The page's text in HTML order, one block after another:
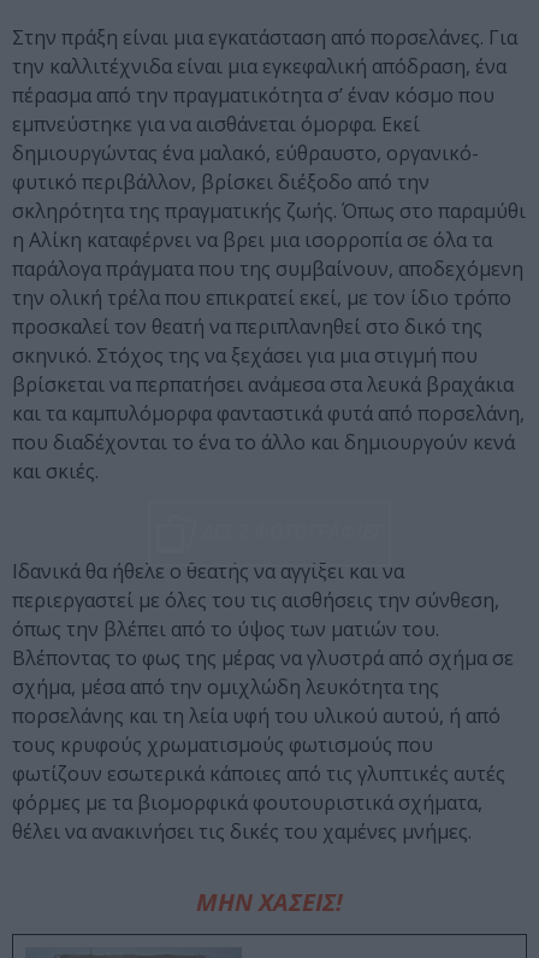
Στην πράξη είναι μια εγκατάσταση από πορσελάνες. Για
την καλλιτέχνιδα είναι μια εγκεφαλική απόδραση, ένα
πέρασμα από την πραγματικότητα σ’ έναν κόσμο που
εμπνεύστηκε για να αισθάνεται όμορφα. Εκεί
δημιουργώντας ένα μαλακό, εύθραυστο, οργανικό-
φυτικό περιβάλλον, βρίσκει διέξοδο από την
σκληρότητα της πραγματικής ζωής. Όπως στο παραμύθι
η Αλίκη καταφέρνει να βρει μια ισορροπία σε όλα τα
παράλογα πράγματα που της συμβαίνουν, αποδεχόμενη
την ολική τρέλα που επικρατεί εκεί, με τον ίδιο τρόπο
προσκαλεί τον θεατή να περιπλανηθεί στο δικό της
σκηνικό. Στόχος της να ξεχάσει για μια στιγμή που
βρίσκεται να περπατήσει ανάμεσα στα λευκά βραχάκια
και τα καμπυλόμορφα φανταστικά φυτά από πορσελάνη,
που διαδέχονται το ένα το άλλο και δημιουργούν κενά
και σκιές.
Ιδανικά θα ήθελε ο θεατής να αγγίξει και να
περιεργαστεί με όλες του τις αισθήσεις την σύνθεση,
όπως την βλέπει από το ύψος των ματιών του.
Βλέποντας το φως της μέρας να γλυστρά από σχήμα σε
σχήμα, μέσα από την ομιχλώδη λευκότητα της
πορσελάνης και τη λεία υφή του υλικού αυτού, ή από
τους κρυφούς χρωματισμούς φωτισμούς που
φωτίζουν εσωτερικά κάποιες από τις γλυπτικές αυτές
φόρμες με τα βιομορφικά φουτουριστικά σχήματα,
θέλει να ανακινήσει τις δικές του χαμένες μνήμες.
ΜΗΝ ΧΑΣΕΙΣ!